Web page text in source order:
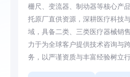
栅尺、变流器、制动器等核心产
托原厂直供资源，深耕医疗科技
域，具备二类、三类医疗器械销
力于为全球客户提供技术咨询与
务，以严谨资质与丰富经验树立行